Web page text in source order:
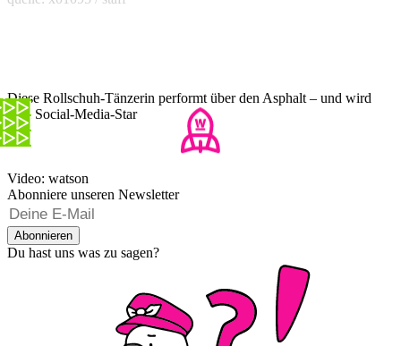
Diese Rollschuh-Tänzerin performt über den Asphalt – und wird
zum Social-Media-Star
Video: watson
Abonniere unseren Newsletter
Abonnieren
Du hast uns was zu sagen?